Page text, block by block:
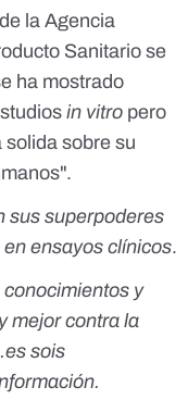
la Agencia
Sanitario se
ha mostrado
in vitro pero
sobre su
sus superpoderes
ensayos clínicos.
y
mejor contra la
sois